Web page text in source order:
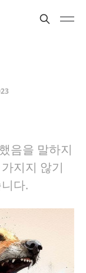
음을 말하지
지지 않기
다.